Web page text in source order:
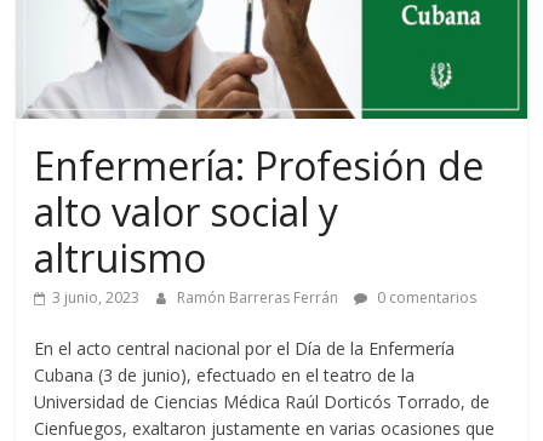
Enfermería: Profesión de
alto valor social y
altruismo
3 junio, 2023 Ramón Barreras Ferrán 0 comentarios
En el acto central nacional por el Día de la Enfermería
Cubana (3 de junio), efectuado en el teatro de la
Universidad de Ciencias Médica Raúl Dorticós Torrado, de
Cienfuegos, exaltaron justamente en varias ocasiones que